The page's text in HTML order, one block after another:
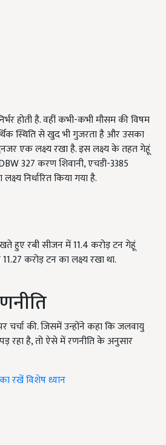
होती है. वहीं कभी-कभी मौसम की विषम
स्थिति से खुद भी गुजरता है और उसका
एक लक्ष्य रखा है. इस लक्ष्य के तहत गेहूं
327करण शिवानी,एचडी-3385
निर्धारित किया गया है.
हुए रबी सीजन में11.4करोड़ टन गेहूं
11.27करोड़ टन का लक्ष्य रखा था.
चर्चा की. जिसमें उन्होंने कहा कि जलवायु
रहा है, तो ऐसे में रणनीति के अनुसार
रखें विशेष ध्यान